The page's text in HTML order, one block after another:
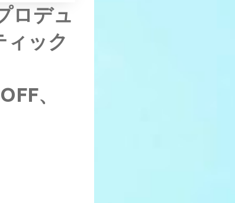
ロデュ
ィック
、